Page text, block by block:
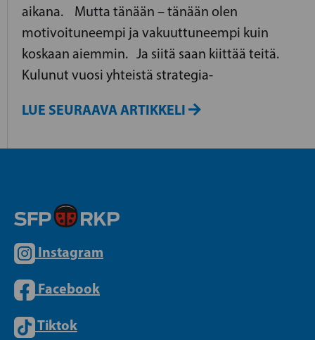
aikana. Mutta tänään – tänään olen
motivoituneempi ja vakuuttuneempi kuin
koskaan aiemmin. Ja siitä saan kiittää teitä.
Kulunut vuosi yhteistä strategia-
LUE SEURAAVA ARTIKKELI
Instagram
Facebook
Tiktok